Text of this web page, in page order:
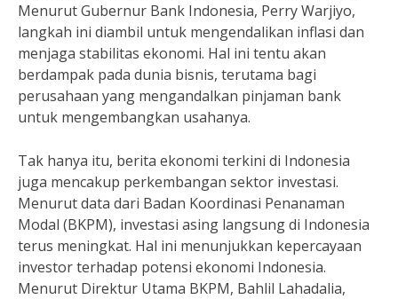
Menurut Gubernur Bank Indonesia, Perry Warjiyo,
langkah ini diambil untuk mengendalikan inflasi dan
menjaga stabilitas ekonomi. Hal ini tentu akan
berdampak pada dunia bisnis, terutama bagi
perusahaan yang mengandalkan pinjaman bank
untuk mengembangkan usahanya.
Tak hanya itu, berita ekonomi terkini di Indonesia
juga mencakup perkembangan sektor investasi.
Menurut data dari Badan Koordinasi Penanaman
Modal (BKPM), investasi asing langsung di Indonesia
terus meningkat. Hal ini menunjukkan kepercayaan
investor terhadap potensi ekonomi Indonesia.
Menurut Direktur Utama BKPM, Bahlil Lahadalia,